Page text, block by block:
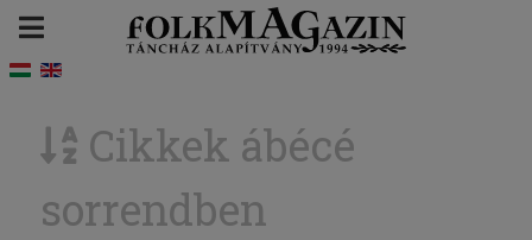
Cikkek ábécé
sorrendben